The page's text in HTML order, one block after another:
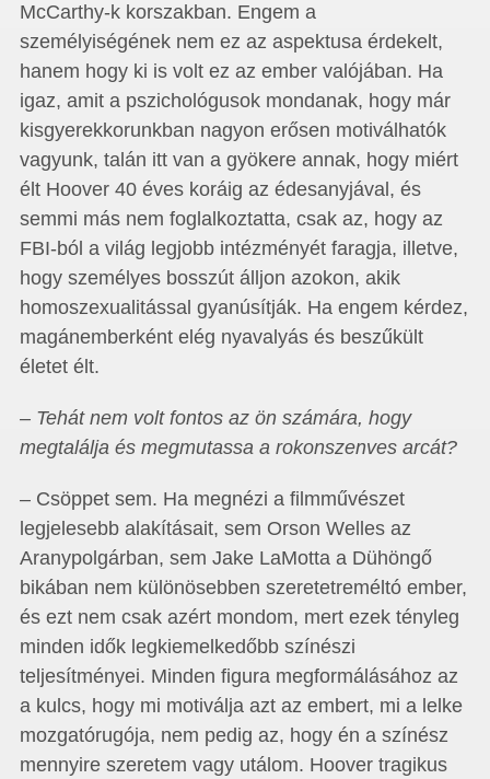
McCarthy-k korszakban. Engem a
személyiségének nem ez az aspektusa érdekelt,
hanem hogy ki is volt ez az ember valójában. Ha
igaz, amit a pszichológusok mondanak, hogy már
kisgyerekkorunkban nagyon erősen motiválhatók
vagyunk, talán itt van a gyökere annak, hogy miért
élt Hoover 40 éves koráig az édesanyjával, és
semmi más nem foglalkoztatta, csak az, hogy az
FBI-ból a világ legjobb intézményét faragja, illetve,
hogy személyes bosszút álljon azokon, akik
homoszexualitással gyanúsítják. Ha engem kérdez,
magánemberként elég nyavalyás és beszűkült
életet élt.
– Tehát nem volt fontos az ön számára, hogy
megtalálja és megmutassa a rokonszenves arcát?
– Csöppet sem. Ha megnézi a filmművészet
legjelesebb alakításait, sem Orson Welles az
Aranypolgárban, sem Jake LaMotta a Dühöngő
bikában nem különösebben szeretetreméltó ember,
és ezt nem csak azért mondom, mert ezek tényleg
minden idők legkiemelkedőbb színészi
teljesítményei. Minden figura megformálásához az
a kulcs, hogy mi motiválja azt az embert, mi a lelke
mozgatórugója, nem pedig az, hogy én a színész
mennyire szeretem vagy utálom. Hoover tragikus